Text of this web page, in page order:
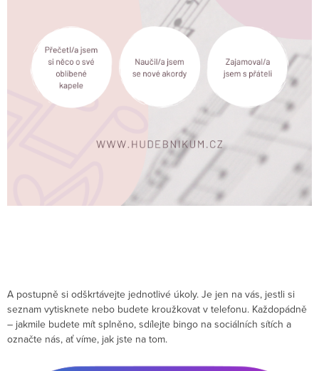
A postupně si odškrtávejte jednotlivé úkoly. Je jen na vás, jestli si
seznam vytisknete nebo budete kroužkovat v telefonu. Každopádně
– jakmile budete mít splněno, sdílejte bingo na sociálních sítích a
označte nás, ať víme, jak jste na tom.